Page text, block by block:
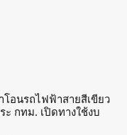
โอนรถไฟฟ้าสายสีเขียว
ะ กทม. เปิดทางใช้งบ